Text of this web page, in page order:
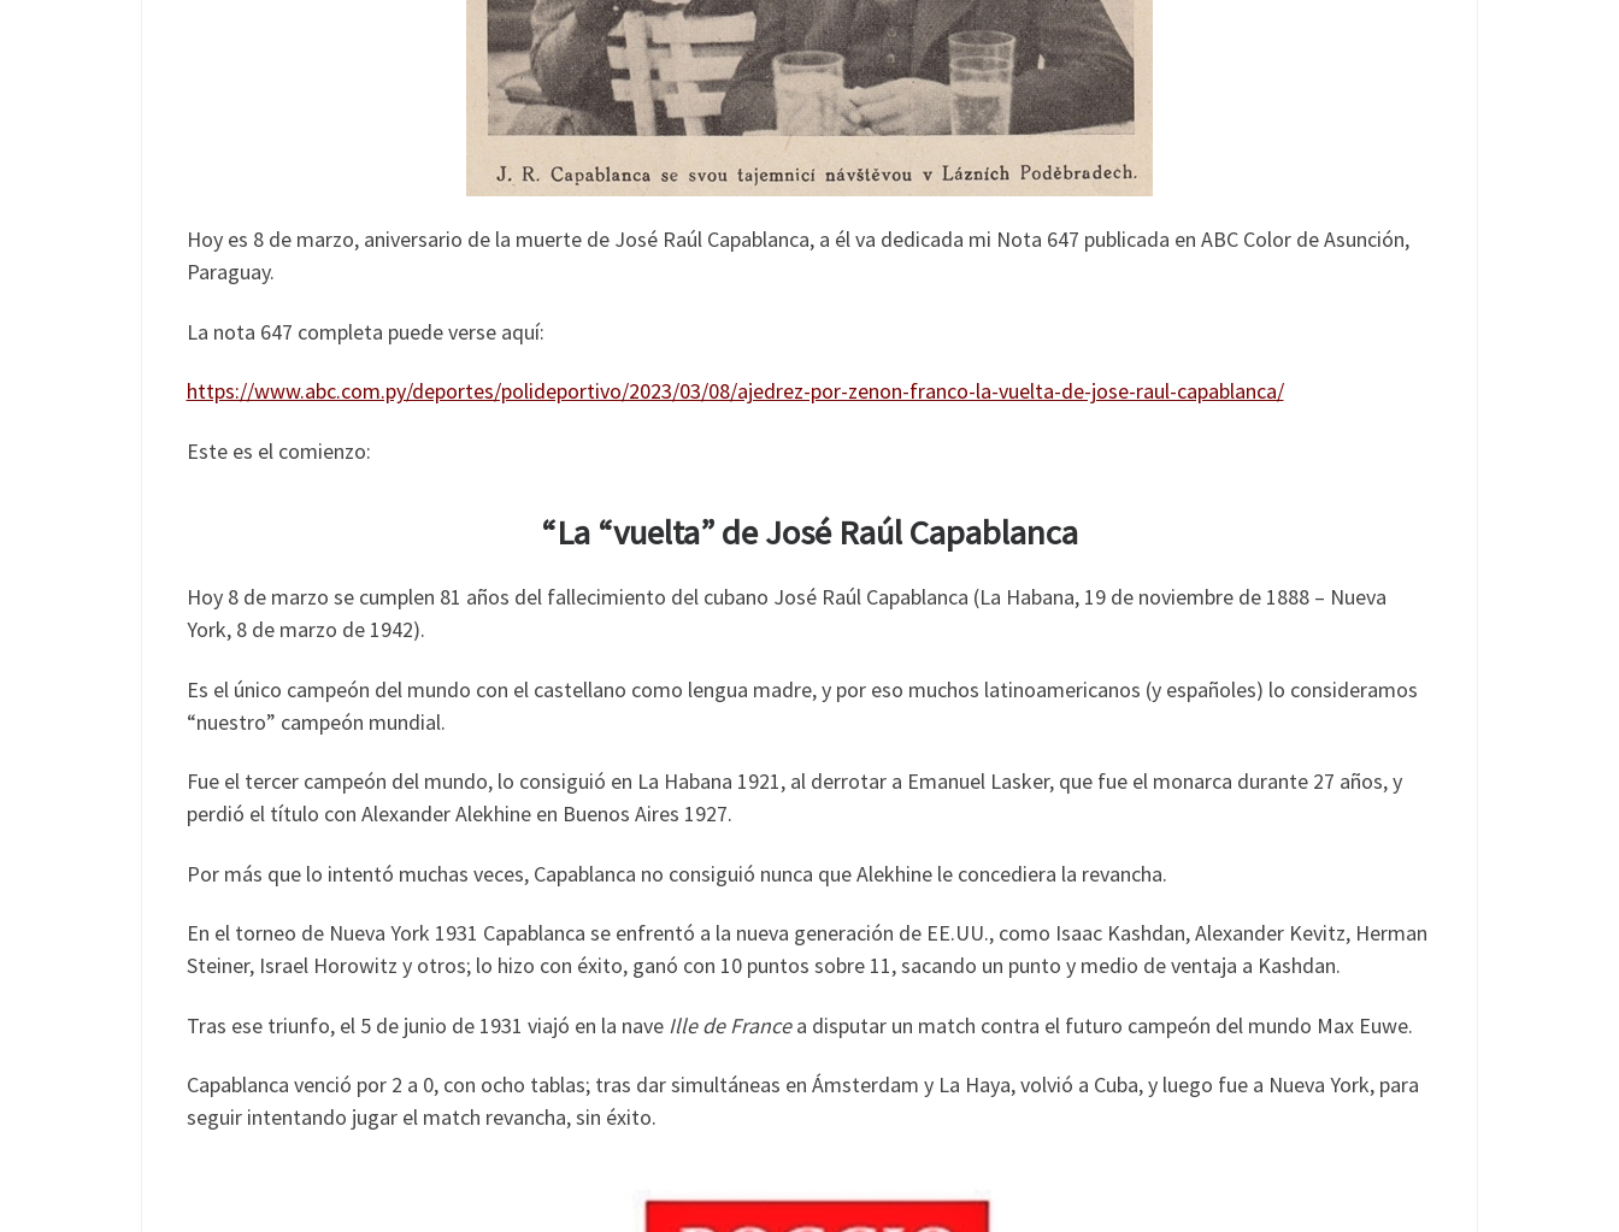
Hoy es 8 de marzo, aniversario de la muerte de José Raúl Capablanca, a él va dedicada mi Nota 647 publicada en ABC Color de Asunción,
Paraguay.
La nota 647 completa puede verse aquí:
https://www.abc.com.py/deportes/polideportivo/2023/03/08/ajedrez-por-zenon-franco-la-vuelta-de-jose-raul-capablanca/
Este es el comienzo:
“La “vuelta” de José Raúl Capablanca
Hoy 8 de marzo se cumplen 81 años del fallecimiento del cubano José Raúl Capablanca (La Habana, 19 de noviembre de 1888 – Nueva
York, 8 de marzo de 1942).
Es el único campeón del mundo con el castellano como lengua madre, y por eso muchos latinoamericanos (y españoles) lo consideramos
“nuestro” campeón mundial.
Fue el tercer campeón del mundo, lo consiguió en La Habana 1921, al derrotar a Emanuel Lasker, que fue el monarca durante 27 años, y
perdió el título con Alexander Alekhine en Buenos Aires 1927.
Por más que lo intentó muchas veces, Capablanca no consiguió nunca que Alekhine le concediera la revancha.
En el torneo de Nueva York 1931 Capablanca se enfrentó a la nueva generación de EE.UU., como Isaac Kashdan, Alexander Kevitz, Herman
Steiner, Israel Horowitz y otros; lo hizo con éxito, ganó con 10 puntos sobre 11, sacando un punto y medio de ventaja a Kashdan.
Tras ese triunfo, el 5 de junio de 1931 viajó en la nave Ille de Francea disputar un match contra el futuro campeón del mundo Max Euwe.
Capablanca venció por 2 a 0, con ocho tablas; tras dar simultáneas en Ámsterdam y La Haya, volvió a Cuba, y luego fue a Nueva York, para
seguir intentando jugar el match revancha, sin éxito.